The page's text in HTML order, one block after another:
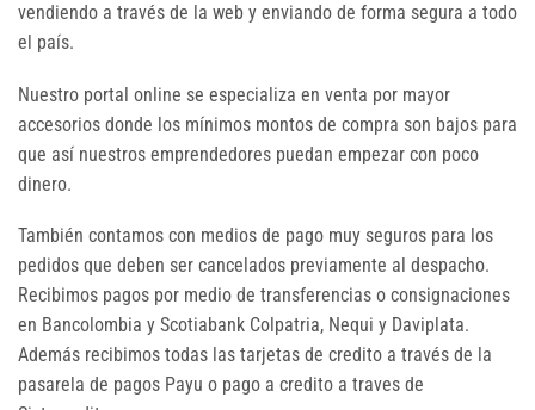
vendiendo a través de la web y enviando de forma segura a todo
el país.
Nuestro portal online se especializa en venta por mayor
accesorios donde los mínimos montos de compra son bajos para
que así nuestros emprendedores puedan empezar con poco
dinero.
También contamos con medios de pago muy seguros para los
pedidos que deben ser cancelados previamente al despacho.
Recibimos pagos por medio de transferencias o consignaciones
en Bancolombia y Scotiabank Colpatria, Nequi y Daviplata.
Además recibimos todas las tarjetas de credito a través de la
pasarela de pagos Payu o pago a credito a traves de